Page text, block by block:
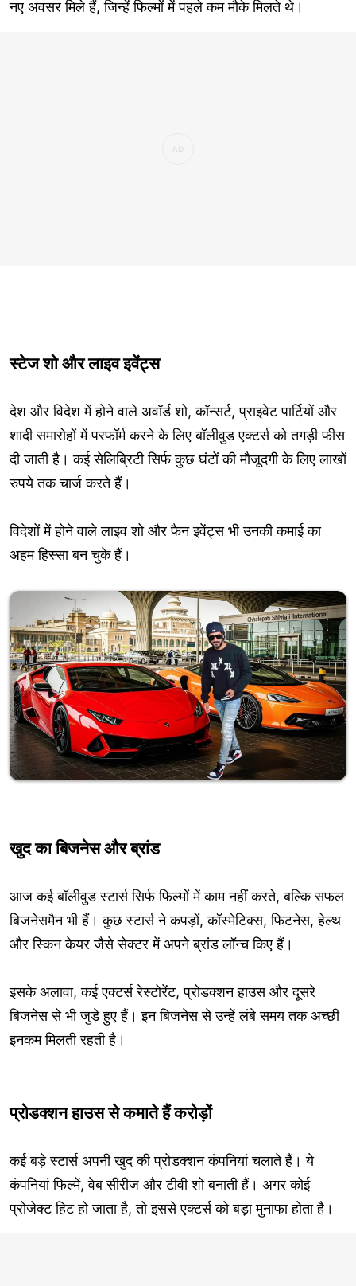
नए अवसर मिले हैं, जिन्हें फिल्मों में पहले कम मौके मिलते थे।
स्टेज शो और लाइव इवेंट्स
देश और विदेश में होने वाले अवॉर्ड शो, कॉन्सर्ट, प्राइवेट पार्टियों और
शादी समारोहों में परफॉर्म करने के लिए बॉलीवुड एक्टर्स को तगड़ी फीस
दी जाती है। कई सेलिब्रिटी सिर्फ कुछ घंटों की मौजूदगी के लिए लाखों
रुपये तक चार्ज करते हैं।
विदेशों में होने वाले लाइव शो और फैन इवेंट्स भी उनकी कमाई का
अहम हिस्सा बन चुके हैं।
खुद का बिजनेस और ब्रांड
आज कई बॉलीवुड स्टार्स सिर्फ फिल्मों में काम नहीं करते, बल्कि सफल
बिजनेसमैन भी हैं। कुछ स्टार्स ने कपड़ों, कॉस्मेटिक्स, फिटनेस, हेल्थ
और स्किन केयर जैसे सेक्टर में अपने ब्रांड लॉन्च किए हैं।
इसके अलावा, कई एक्टर्स रेस्टोरेंट, प्रोडक्शन हाउस और दूसरे
बिजनेस से भी जुड़े हुए हैं। इन बिजनेस से उन्हें लंबे समय तक अच्छी
इनकम मिलती रहती है।
प्रोडक्शन हाउस से कमाते हैं करोड़ों
कई बड़े स्टार्स अपनी खुद की प्रोडक्शन कंपनियां चलाते हैं। ये
कंपनियां फिल्में, वेब सीरीज और टीवी शो बनाती हैं। अगर कोई
प्रोजेक्ट हिट हो जाता है, तो इससे एक्टर्स को बड़ा मुनाफा होता है।